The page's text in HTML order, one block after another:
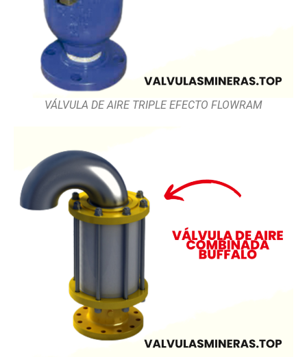
VÁLVULA DE AIRE TRIPLE EFECTO FLOWRAM